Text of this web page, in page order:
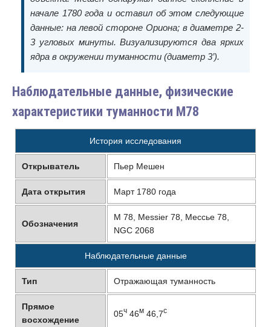
начале 1780 года и оставил об этом следующие
данные: на левой стороне Ориона; в диаметре 2-
3 угловых минуты. Визуализируются два ярких
ядра в окружении туманности (диаметр 3’).
Наблюдательные данные, физические
характеристики туманности М78
История исследования
Открыватель Пьер Мешен
Дата открытия Март 1780 года
Обозначения
M 78, Messier 78, Мессье 78,
NGC 2068
Наблюдательные данные
Тип Отражающая туманность
Прямое
восхождение
05ч 46м 46,7с